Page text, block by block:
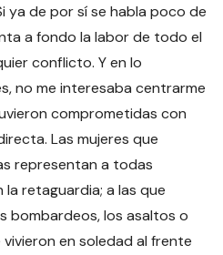
ya de por sí se habla poco de
a fondo la labor de todo el
conflicto. Y en lo
no me interesaba centrarme
comprometidas con
Las mujeres que
representan a todas
retaguardia; a las que
bombardeos, los asaltos o
en soledad al frente